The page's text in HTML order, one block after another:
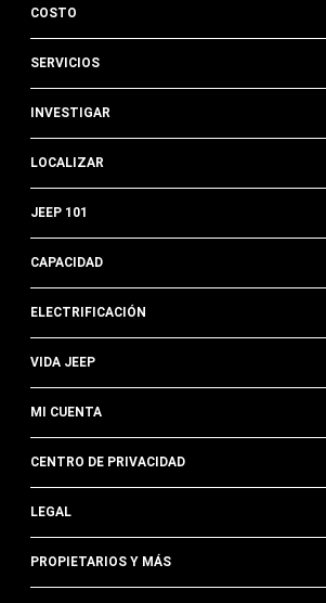
COSTO
SERVICIOS
INVESTIGAR
LOCALIZAR
JEEP 101
CAPACIDAD
ELECTRIFICACIÓN
VIDA JEEP
MI CUENTA
CENTRO DE PRIVACIDAD
LEGAL
PROPIETARIOS Y MÁS